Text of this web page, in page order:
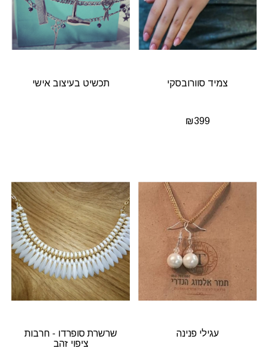
צמיד סוורובסקי
₪399
תכשיט בעיצוב אישי
עגילי פנינה
שרשרת סופרדו - חרבות
ציפוי זהב